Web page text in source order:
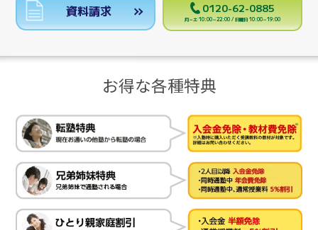
資料請求 0120-62-0885
月～土 10:00～22:00 / 日曜日 10:00～19:00
お得な各種特典